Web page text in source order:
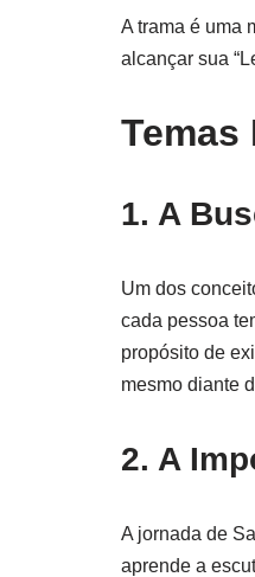
A trama é uma
alcançar sua
1. A
Um dos
cada pessoa
propósito de
mesmo diante
2. A
A jornada de
aprende a